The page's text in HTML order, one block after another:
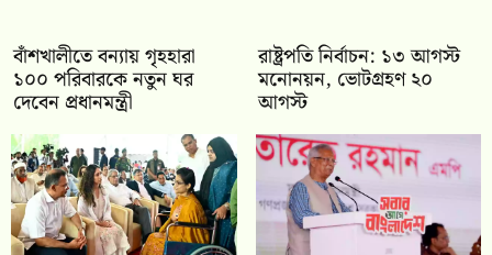
বাঁশখালীতে বন্যায় গৃহহারা
১০০ পরিবারকে নতুন ঘর
দেবেন প্রধানমন্ত্রী
রাষ্ট্রপতি নির্বাচন: ১৩ আগস্ট
মনোনয়ন, ভোটগ্রহণ ২০
আগস্ট